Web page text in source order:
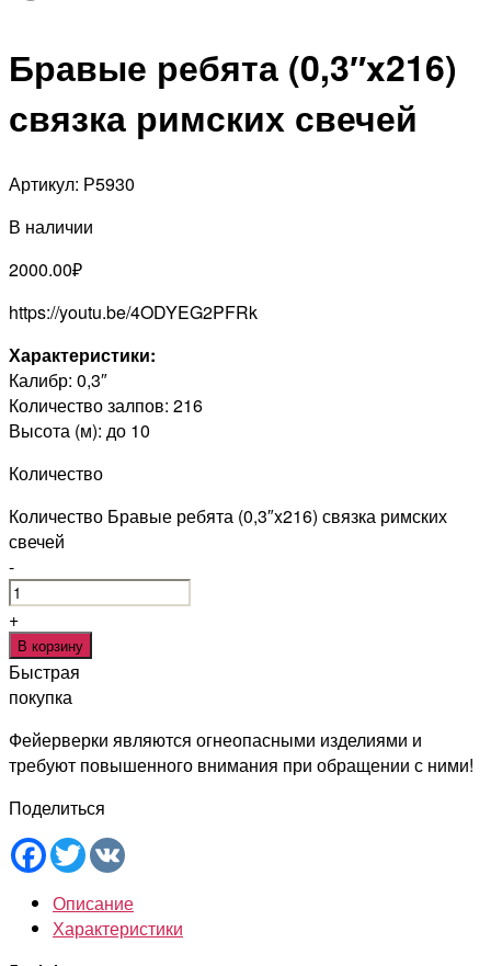
Бравые ребята (0,3″x216)
связка римских свечей
Артикул: Р5930
В наличии
2000.00₽
https://youtu.be/4ODYEG2PFRk
Характеристики:
Калибр: 0,3″
Количество залпов: 216
Высота (м): до 10
Количество
Количество Бравые ребята (0,3″x216) связка римских
свечей
-
+
В корзину
Быстрая
покупка
Фейерверки являются огнеопасными изделиями и
требуют повышенного внимания при обращении с ними!
Поделиться
Facebook
Twitter
Описание
Характеристики